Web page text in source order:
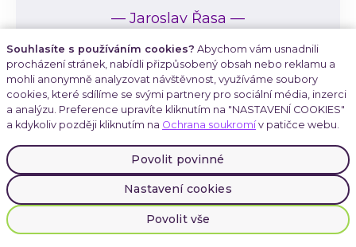
— Jaroslav Řasa —
Co považujete na
procesu změny za
největší výzvu?
Souhlasíte s používáním cookies? Abychom vám usnadnili
procházení stránek, nabídli přizpůsobený obsah nebo reklamu a
mohli anonymně analyzovat návštěvnost, využíváme soubory
cookies, které sdílíme se svými partnery pro sociální média, inzerci
a analýzu. Preference upravíte kliknutím na "NASTAVENÍ COOKIES"
a kdykoliv později kliknutím na Ochrana soukromív patičce webu.
Povolit povinné
Nastavení cookies
Povolit vše